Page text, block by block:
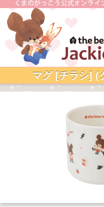
マグ [チラシ] (